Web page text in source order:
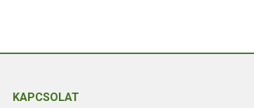
KAPCSOLAT